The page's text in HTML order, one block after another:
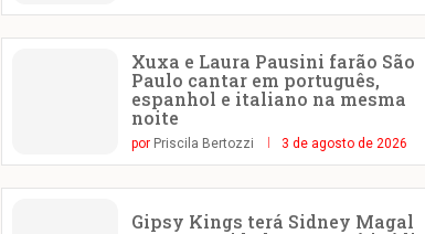
Xuxa e Laura Pausini farão São
Paulo cantar em português,
espanhol e italiano na mesma
noite
por Priscila Bertozzi 3 de agosto de 2026
Gipsy Kings terá Sidney Magal